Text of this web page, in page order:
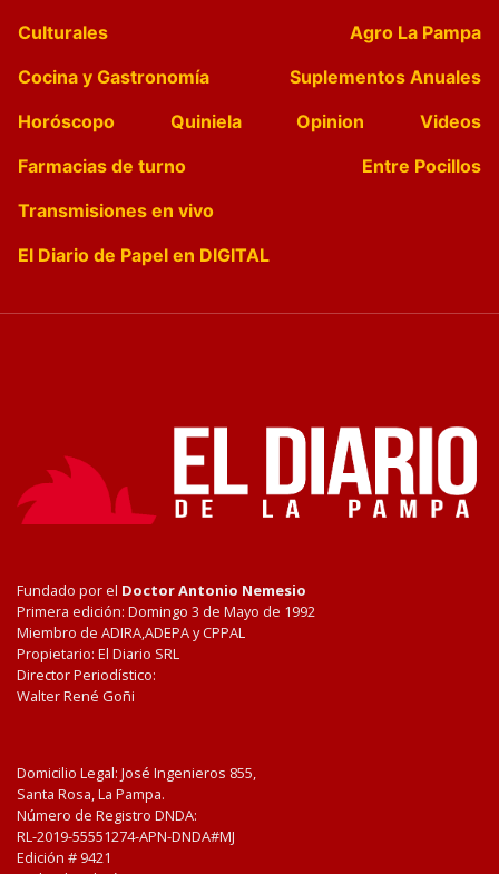
Culturales
Agro La Pampa
Cocina y Gastronomía
Suplementos Anuales
Horóscopo
Quiniela Opinion
Videos
Farmacias de turno
Entre Pocillos
Transmisiones en vivo
El Diario de Papel en DIGITAL
Fundado por el Doctor Antonio Nemesio
Primera edición: Domingo 3 de Mayo de 1992
Miembro de ADIRA,ADEPA y CPPAL
Propietario: El Diario SRL
Director Periodístico:
Walter René Goñi
Domicilio Legal: José Ingenieros 855,
Santa Rosa, La Pampa.
Número de Registro DNDA:
RL-2019-55551274-APN-DNDA#MJ
Edición # 9421